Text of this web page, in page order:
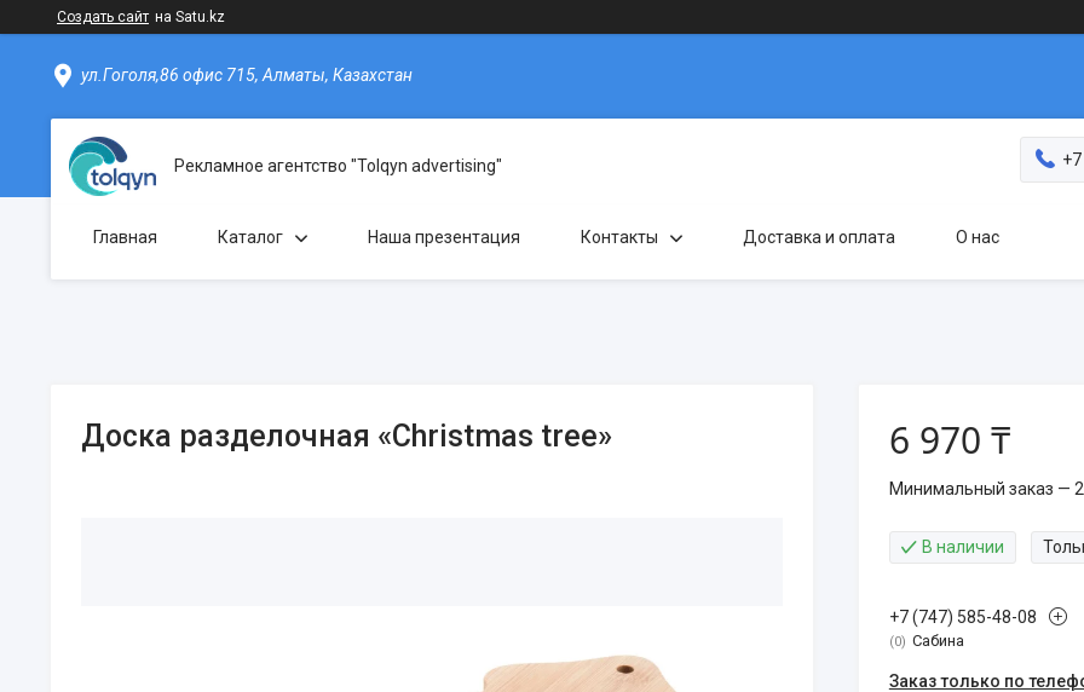
Создать сайт на Satu.kz
ул.Гоголя,86 офис 715, Алматы, Казахстан
Рекламное агентство "Tolqyn advertising"
Главная Каталог Наша презентация Контакты Доставка и оплата О нас
Доска разделочная «Christmas tree» 6 970 ₸
Минимальный заказ — 2
В наличии
+7 (747) 585-48-08
0 Сабина
Заказ только по